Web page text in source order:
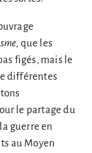
, que les
figés, mais le
différentes
le partage du
guerre en
au Moyen